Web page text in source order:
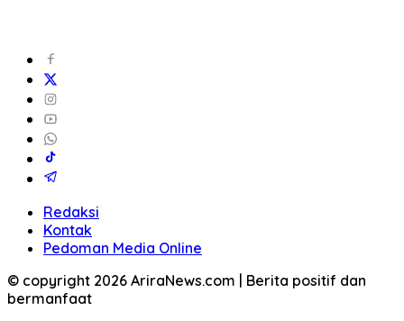
Redaksi
Kontak
Pedoman Media Online
© copyright 2026 AriraNews.com | Berita positif dan
bermanfaat